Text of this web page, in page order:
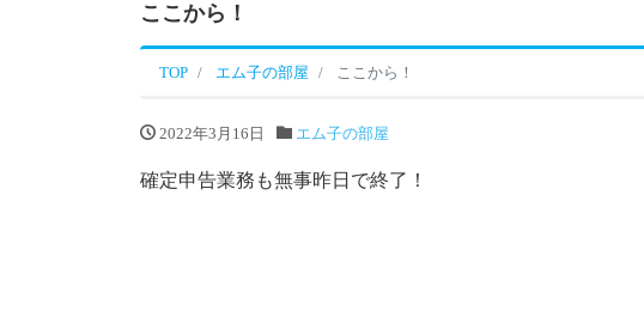
ここから！
TOP エム子の部屋 ここから！
2022年3月16日 エム子の部屋
確定申告業務も無事昨日で終了！